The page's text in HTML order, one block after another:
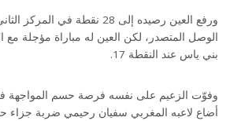
ورفع العين رصيده إلى 28 نقطة
الوصل المتصدر، لكن العين له مباراة مؤجلة مع
بني ياس عند النقطة 17.
وفوّت الزعيم على نفسه فرصة حسم المواجهة
أضاع لاعبه المغربي سفيان رحيمي ضربة جزاء